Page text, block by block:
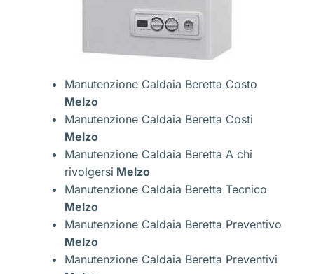
Manutenzione Caldaia Beretta Costo
Melzo
Manutenzione Caldaia Beretta Costi
Melzo
Manutenzione Caldaia Beretta A chi
rivolgersi Melzo
Manutenzione Caldaia Beretta Tecnico
Melzo
Manutenzione Caldaia Beretta Preventivo
Melzo
Manutenzione Caldaia Beretta Preventivi